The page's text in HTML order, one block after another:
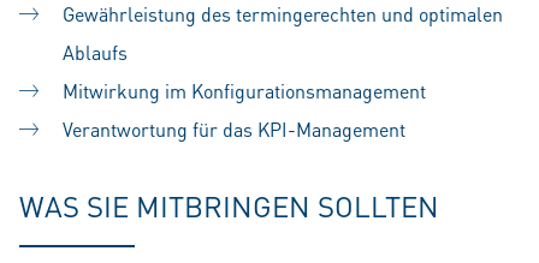
Gewährleistung des termingerechten und optimalen
Ablaufs
Mitwirkung im Konfigurationsmanagement
Verantwortung für das KPI-Management
WAS SIE MITBRINGEN SOLLTEN